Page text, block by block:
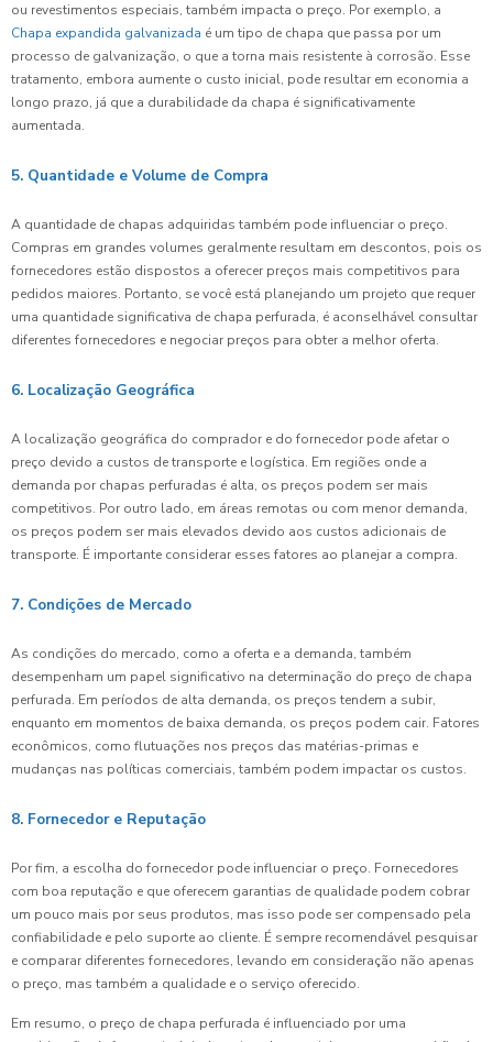
ou revestimentos especiais, também impacta o preço. Por exemplo, a
Chapa expandida galvanizada é um tipo de chapa que passa por um
processo de galvanização, o que a torna mais resistente à corrosão. Esse
tratamento, embora aumente o custo inicial, pode resultar em economia a
longo prazo, já que a durabilidade da chapa é significativamente
aumentada.
5. Quantidade e Volume de Compra
A quantidade de chapas adquiridas também pode influenciar o preço.
Compras em grandes volumes geralmente resultam em descontos, pois os
fornecedores estão dispostos a oferecer preços mais competitivos para
pedidos maiores. Portanto, se você está planejando um projeto que requer
uma quantidade significativa de chapa perfurada, é aconselhável consultar
diferentes fornecedores e negociar preços para obter a melhor oferta.
6. Localização Geográfica
A localização geográfica do comprador e do fornecedor pode afetar o
preço devido a custos de transporte e logística. Em regiões onde a
demanda por chapas perfuradas é alta, os preços podem ser mais
competitivos. Por outro lado, em áreas remotas ou com menor demanda,
os preços podem ser mais elevados devido aos custos adicionais de
transporte. É importante considerar esses fatores ao planejar a compra.
7. Condições de Mercado
As condições do mercado, como a oferta e a demanda, também
desempenham um papel significativo na determinação do preço de chapa
perfurada. Em períodos de alta demanda, os preços tendem a subir,
enquanto em momentos de baixa demanda, os preços podem cair. Fatores
econômicos, como flutuações nos preços das matérias-primas e
mudanças nas políticas comerciais, também podem impactar os custos.
8. Fornecedor e Reputação
Por fim, a escolha do fornecedor pode influenciar o preço. Fornecedores
com boa reputação e que oferecem garantias de qualidade podem cobrar
um pouco mais por seus produtos, mas isso pode ser compensado pela
confiabilidade e pelo suporte ao cliente. É sempre recomendável pesquisar
e comparar diferentes fornecedores, levando em consideração não apenas
o preço, mas também a qualidade e o serviço oferecido.
Em resumo, o preço de chapa perfurada é influenciado por uma